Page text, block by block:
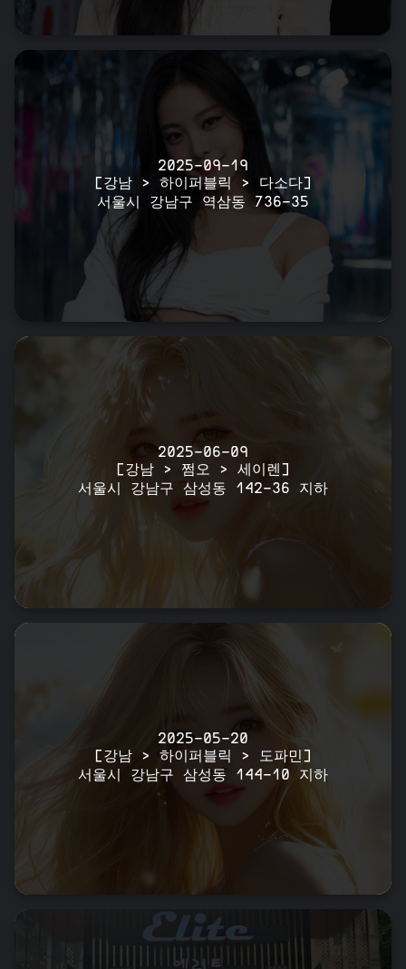
2025-09-19
[강남 > 하이퍼블릭 > 다소다]
서울시 강남구 역삼동 736-35
2025-06-09
[강남 > 쩜오 > 세이렌]
서울시 강남구 삼성동 142-36 지하
2025-05-20
[강남 > 하이퍼블릭 > 도파민]
서울시 강남구 삼성동 144-10 지하